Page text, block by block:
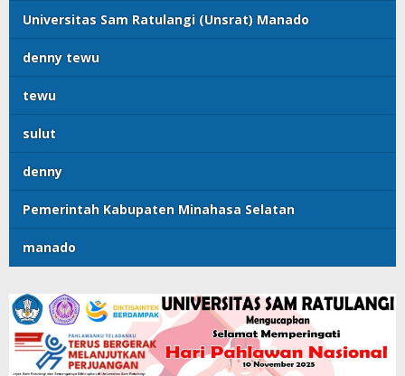
Universitas Sam Ratulangi (Unsrat) Manado
denny tewu
tewu
sulut
denny
Pemerintah Kabupaten Minahasa Selatan
manado